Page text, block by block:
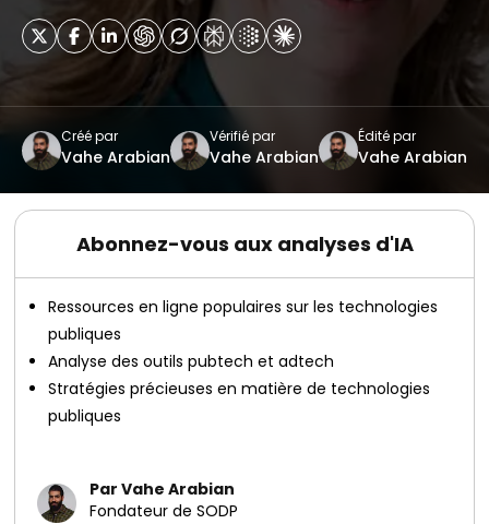
Créé par
Vahe Arabian
Vérifié par
Vahe Arabian
Édité par
Vahe Arabian
Abonnez-vous aux analyses d'IA
Ressources en ligne populaires sur les technologies
publiques
Analyse des outils pubtech et adtech
Stratégies précieuses en matière de technologies
publiques
Par Vahe Arabian
Fondateur de SODP